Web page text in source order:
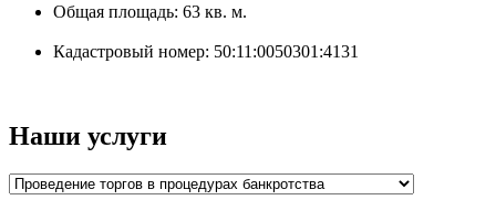
Общая площадь: 63 кв. м.
Кадастровый номер: 50:11:0050301:4131
Наши услуги